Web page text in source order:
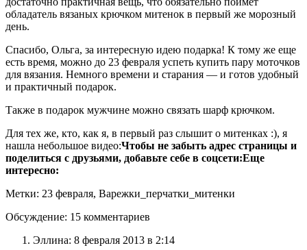
обладатель вязаных крючком митенок в первый же морозный
день.
Спасибо, Ольга, за интересную идею подарка! К тому же еще
есть время, можно до 23 февраля успеть купить пару моточков
для вязания. Немного времени и старания — и готов удобный
и практичный подарок.
Также в подарок мужчине можно связать шарф крючком.
Для тех же, кто, как я, в первый раз слышит о митенках :), я
нашла небольшое видео:Чтобы не забыть адрес страницы и
поделиться с друзьями, добавьте себе в соцсети:Еще
интересно:
Метки: 23 февраля, Варежки_перчатки_митенки
Обсуждение: 15 комментариев
Эллина: 8 февраля 2013 в 2:14